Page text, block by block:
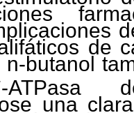
de
n-butanol
-ATPasa
una